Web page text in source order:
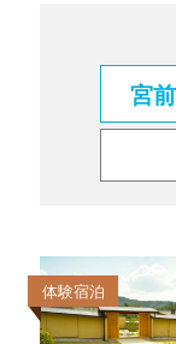
体験宿泊